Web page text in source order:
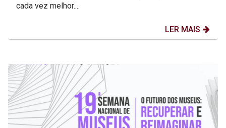
cada vez melhor....
LER MAIS